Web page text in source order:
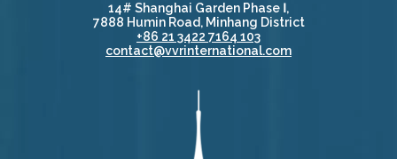
14# Shanghai Garden Phase Ⅰ,
7888 Humin Road, Minhang District
+86 21 3422 7164 103
contact@vvrinternational.com